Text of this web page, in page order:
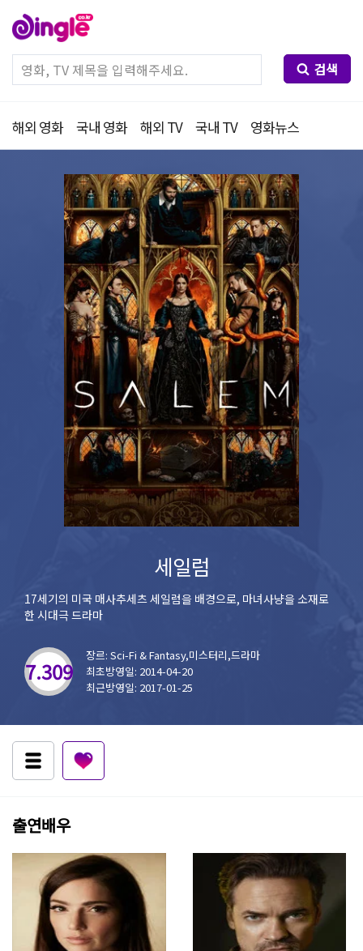
검색
해외 영화 국내 영화 해외 TV 국내 TV 영화뉴스
세일럼
17세기의 미국 매사추세츠 세일럼을 배경으로, 마녀사냥을 소재로
한 시대극 드라마
7.309
장르: Sci-Fi & Fantasy,미스터리,드라마
최초방영일: 2014-04-20
최근방영일: 2017-01-25
출연배우